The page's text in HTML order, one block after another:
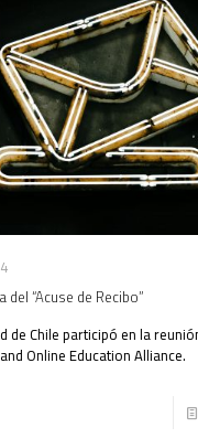
del “Acuse de Recibo”
de Chile participó en la
Online Education Alliance.